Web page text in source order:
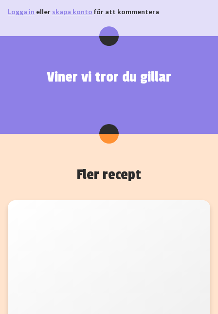
Logga in eller skapa konto för att kommentera
Viner vi tror du gillar
Fler recept